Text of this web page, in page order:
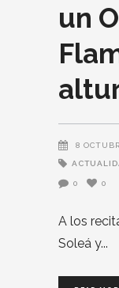
un
8
0 0
A los
Soleá y